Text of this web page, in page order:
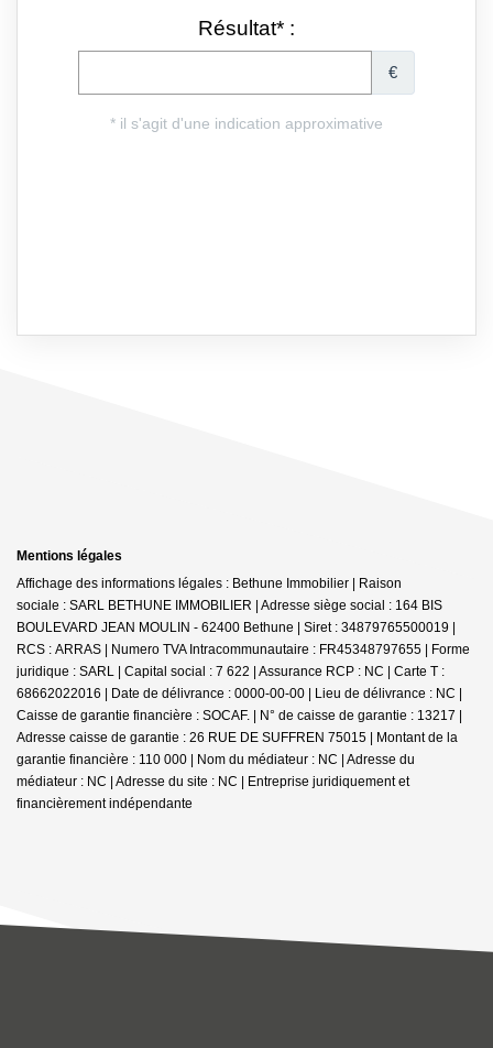
Mentions légales
Affichage des informations légales : Bethune Immobilier | Raison
sociale : SARL BETHUNE IMMOBILIER | Adresse siège social : 164 BIS
BOULEVARD JEAN MOULIN - 62400 Bethune | Siret : 34879765500019 |
RCS : ARRAS | Numero TVA Intracommunautaire : FR45348797655 | Forme
juridique : SARL | Capital social : 7 622 | Assurance RCP : NC | Carte T :
68662022016 | Date de délivrance : 0000-00-00 | Lieu de délivrance : NC |
Caisse de garantie financière : SOCAF. | N° de caisse de garantie : 13217 |
Adresse caisse de garantie : 26 RUE DE SUFFREN 75015 | Montant de la
garantie financière : 110 000 | Nom du médiateur : NC | Adresse du
médiateur : NC | Adresse du site : NC | Entreprise juridiquement et
financièrement indépendante